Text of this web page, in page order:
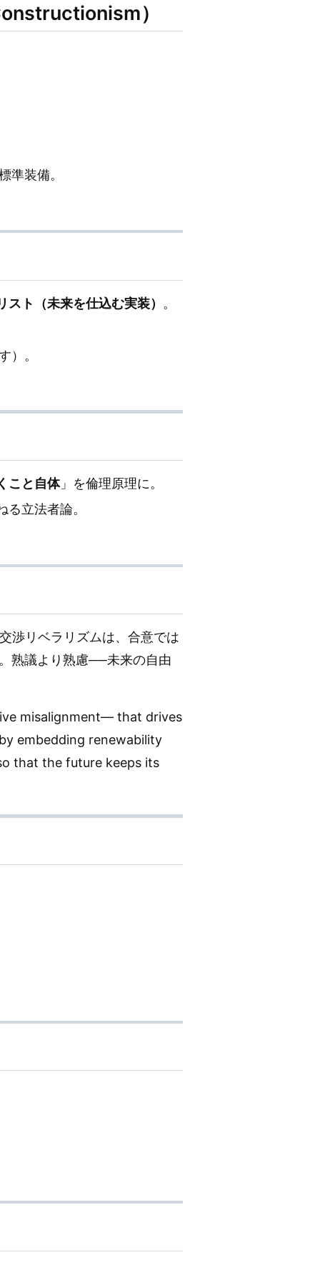
）
準装備。
ト（未来を仕込む実装） 。
）。
こと自体」を倫理原理に。
立法者論。
渉リベラリズムは、合意では
熟議より熟慮──未来の自由
misalignment— that drives
embedding renewability
that the future keeps its